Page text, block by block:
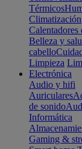
Térmicos
Climatización
Calentadores
Belleza y
cabello
Limpieza
Electrónica
Audio y hifi
Auriculares
de sonido
Informática
Gaming &